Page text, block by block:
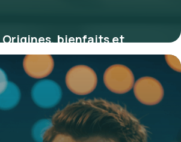
Origines, bienfaits et
améliorer votre bien-être